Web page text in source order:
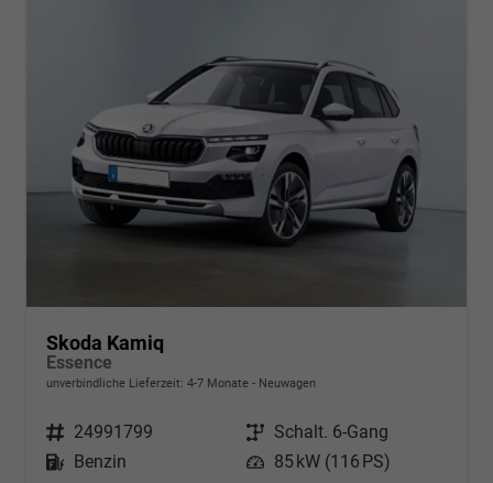
Skoda Kamiq
Essence
unverbindliche Lieferzeit: 4-7 Monate Neuwagen
Fahrzeugnr. 24991799 Getriebe Schalt. 6-Gang
Kraftstoff
Benzin Leistung 85 kW (116 PS)